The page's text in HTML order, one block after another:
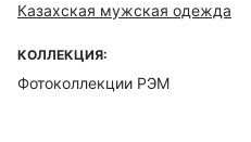
Казахская мужская одежда
КОЛЛЕКЦИЯ:
Фотоколлекции РЭМ